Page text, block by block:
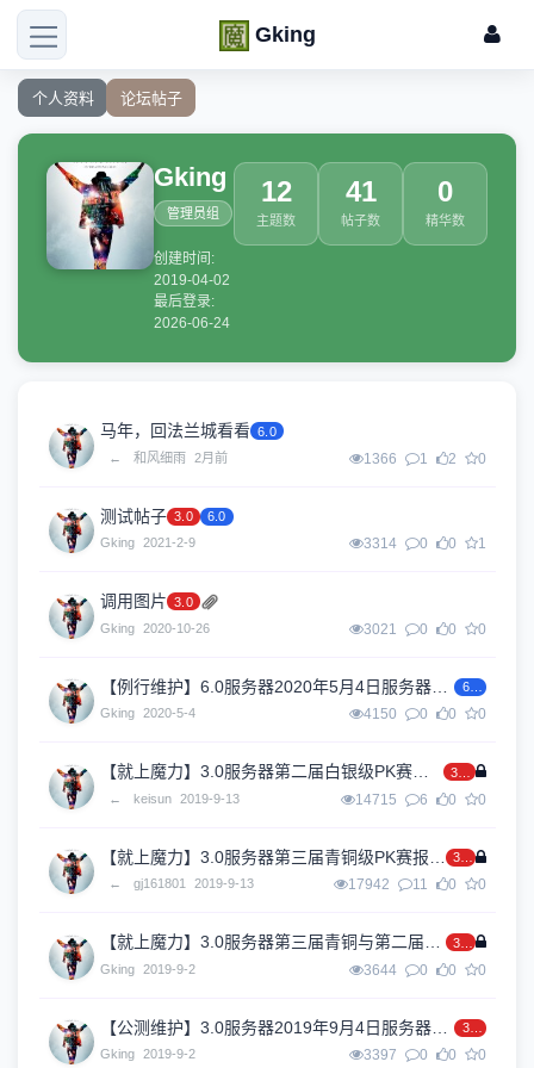
Gking
个人资料 论坛帖子
Gking
管理员组
创建时间:
2019-04-02
最后登录:
2026-06-24
12
主题数
41
帖子数
0
精华数
马年，回法兰城看看 6.0
←
和风细雨 2月前 1366 1 2 0
测试帖子 3.0
6.0
Gking 2021-2-9 3314 0 0 1
调用图片
3.0
Gking 2020-10-26 3021 0 0 0
6.0
Gking 2020-5-4 4150 0 0 0
【就上魔力】3.0服务器第二届白银级PK赛完美落幕
←
keisun 2019-9-13 14715 6 0 0
3.0
←
gj161801 2019-9-13 17942 11 0 0
【就上魔力】3.0服务器第三届青铜与第二届白银5V5PK大赛
3.0
Gking 2019-9-2 3644 0 0 0
3.0
Gking 2019-9-2 3397 0 0 0